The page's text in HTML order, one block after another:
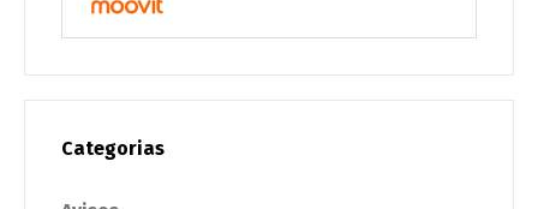
Categorias